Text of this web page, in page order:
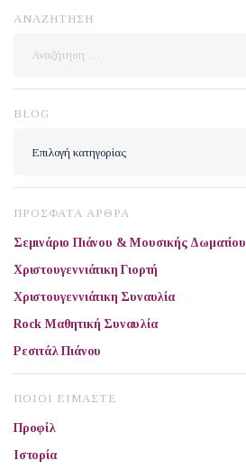
ΑΝΑΖΗΤΗΣΗ
BLOG
ΠΡΟΣΦΑΤΑ ΑΡΘΡΑ
Σεμινάριο Πιάνου & Μουσικής Δωματίου
Χριστουγεννιάτικη Γιορτή
Χριστουγεννιάτικη Συναυλία
Rock Μαθητική Συναυλία
Ρεσιτάλ Πιάνου
ΠΟΙΟΙ ΕΙΜΑΣΤΕ
Προφίλ
Ιστορία